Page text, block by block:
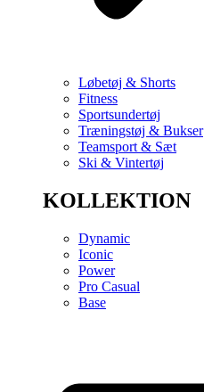
Løbetøj & Shorts
Fitness
Sportsundertøj
Træningstøj & Bukser
Teamsport & Sæt
Ski & Vintertøj
KOLLEKTION
Dynamic
Iconic
Power
Pro Casual
Base